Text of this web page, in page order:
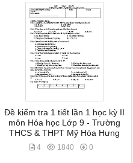
Đề kiểm tra 1 tiết lần 1 học kỳ II
môn Hóa học Lớp 9 - Trường
THCS & THPT Mỹ Hòa Hưng
4 1840 0